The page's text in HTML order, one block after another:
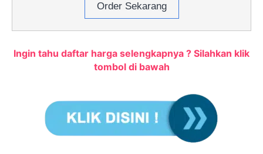
Order Sekarang
Ingin tahu daftar harga selengkapnya ? Silahkan klik
tombol di bawah